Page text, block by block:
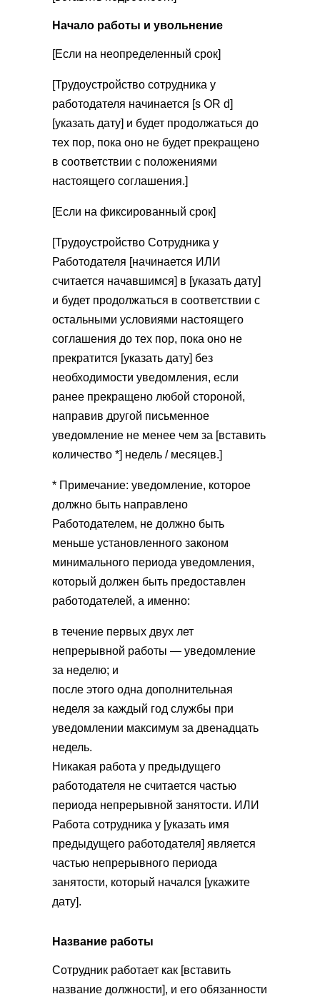
Начало работы и увольнение
[Если на неопределенный срок]
[Трудоустройство сотрудника у
работодателя начинается [s OR d]
[указать дату] и будет продолжаться до
тех пор, пока оно не будет прекращено
в соответствии с положениями
настоящего соглашения.]
[Если на фиксированный срок]
[Трудоустройство Сотрудника у
Работодателя [начинается ИЛИ
считается начавшимся] в [указать дату]
и будет продолжаться в соответствии с
остальными условиями настоящего
соглашения до тех пор, пока оно не
прекратится [указать дату] без
необходимости уведомления, если
ранее прекращено любой стороной,
направив другой письменное
уведомление не менее чем за [вставить
количество *] недель / месяцев.]
* Примечание: уведомление, которое
должно быть направлено
Работодателем, не должно быть
меньше установленного законом
минимального периода уведомления,
который должен быть предоставлен
работодателей, а именно:
в течение первых двух лет
непрерывной работы — уведомление
за неделю; и
после этого одна дополнительная
неделя за каждый год службы при
уведомлении максимум за двенадцать
недель.
Никакая работа у предыдущего
работодателя не считается частью
периода непрерывной занятости. ИЛИ
Работа сотрудника у [указать имя
предыдущего работодателя] является
частью непрерывного периода
занятости, который начался [укажите
дату].
Название работы
Сотрудник работает как [вставить
название должности], и его обязанности